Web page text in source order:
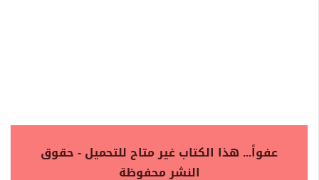
عفواً... هذا الكتاب غير متاح للتحميل - حقوق
النشر محفوظة